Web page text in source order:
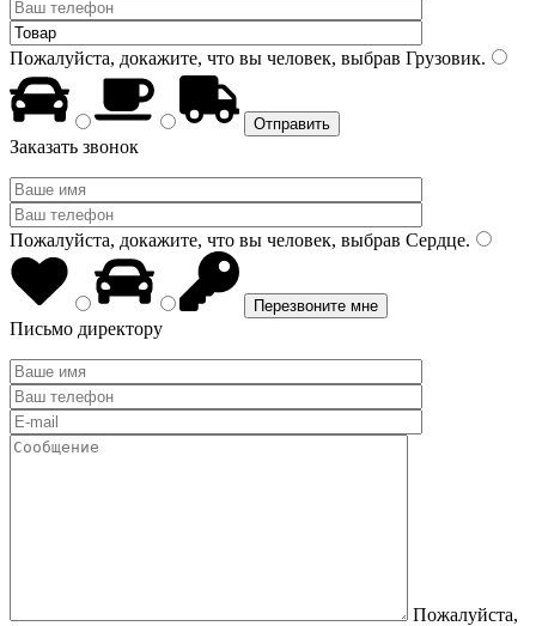
Пожалуйста, докажите, что вы человек, выбрав Грузовик.
Заказать звонок
Пожалуйста, докажите, что вы человек, выбрав Сердце.
Письмо директору
Пожалуйста,